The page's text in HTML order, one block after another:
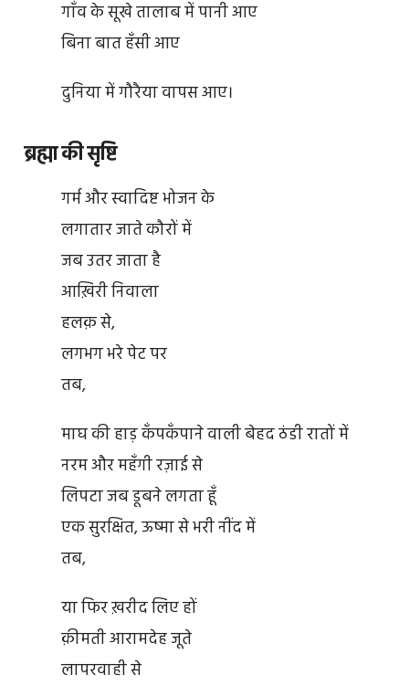
गाँव के सूखे तालाब में पानी आए
बिना बात हँसी आए
दुनिया में गौरैया वापस आए।
ब्रह्मा की सृष्टि
गर्म और स्वादिष्ट भोजन के
लगातार जाते कौरों में
जब उतर जाता है
आख़िरी निवाला
हलक़ से,
लगभग भरे पेट पर
तब,
माघ की हाड़ कँपकँपाने वाली बेहद ठंडी रातों में
नरम और महँगी रज़ाई से
लिपटा जब डूबने लगता हूँ
एक सुरक्षित, ऊष्मा से भरी नींद में
तब,
या फिर ख़रीद लिए हों
क़ीमती आरामदेह जूते
लापरवाही से